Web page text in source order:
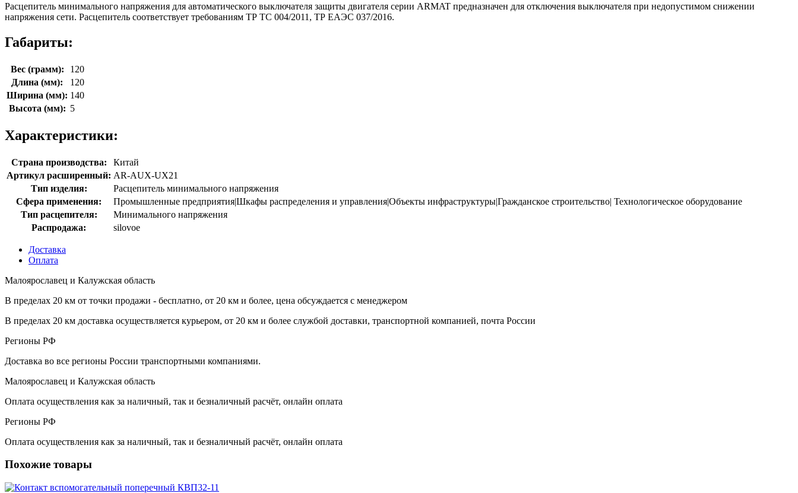
Расцепитель минимального напряжения для автоматического выключателя защиты двигателя серии ARMAT предназначен для отключения выключателя при недопустимом снижении
напряжения сети. Расцепитель соответствует требованиям ТР ТС 004/2011, ТР ЕАЭС 037/2016.
Габариты:
Вес (грамм):
120
Длина (мм):
120
Ширина (мм): 140
Высота (мм): 5
Характеристики:
Страна производства:
Китай
Артикул расширенный: AR-AUX-UX21
Тип изделия:
Расцепитель минимального напряжения
Сфера применения:
Промышленные предприятия|Шкафы распределения и управления|Объекты инфраструктуры|Гражданское строительство| Технологическое оборудование
Тип расцепителя:
Минимального напряжения
Распродажа:
silovoe
Доставка
Оплата
Малоярославец и Калужская область
В пределах 20 км от точки продажи - бесплатно, от 20 км и более, цена обсуждается с менеджером
В пределах 20 км доставка осуществляется курьером, от 20 км и более службой доставки, транспортной компанией, почта России
Регионы РФ
Доставка во все регионы России транспортными компаниями.
Малоярославец и Калужская область
Оплата осуществления как за наличный, так и безналичный расчёт, онлайн оплата
Регионы РФ
Оплата осуществления как за наличный, так и безналичный расчёт, онлайн оплата
Похожие товары